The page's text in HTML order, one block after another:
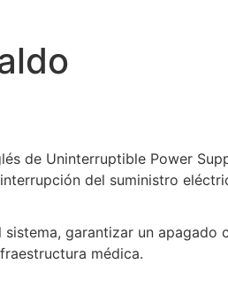
de Uninterruptible Power
del suministro
garantizar un
médica.